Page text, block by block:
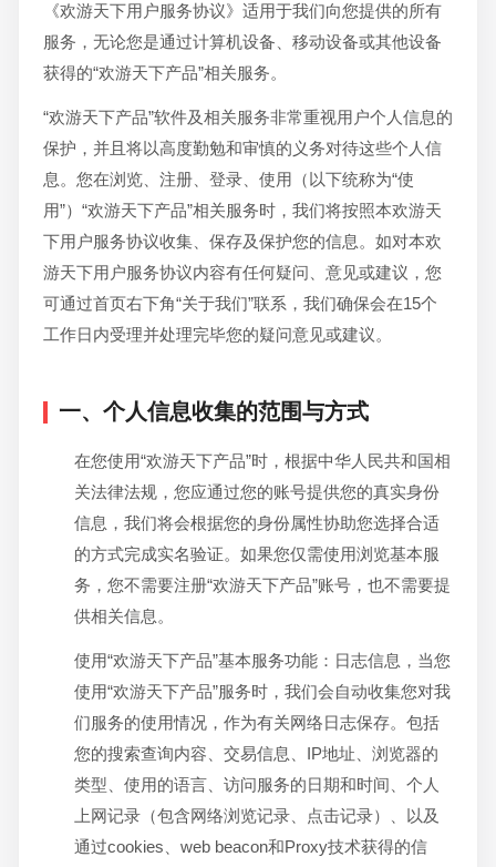
《欢游天下用户服务协议》适用于我们向您提供的所有
服务，无论您是通过计算机设备、移动设备或其他设备
获得的“欢游天下产品”相关服务。
“欢游天下产品”软件及相关服务非常重视用户个人信息的
保护，并且将以高度勤勉和审慎的义务对待这些个人信
息。您在浏览、注册、登录、使用（以下统称为“使
用”）“欢游天下产品”相关服务时，我们将按照本欢游天
下用户服务协议收集、保存及保护您的信息。如对本欢
游天下用户服务协议内容有任何疑问、意见或建议，您
可通过首页右下角“关于我们”联系，我们确保会在15个
工作日内受理并处理完毕您的疑问意见或建议。
一、个人信息收集的范围与方式
在您使用“欢游天下产品”时，根据中华人民共和国相
关法律法规，您应通过您的账号提供您的真实身份
信息，我们将会根据您的身份属性协助您选择合适
的方式完成实名验证。如果您仅需使用浏览基本服
务，您不需要注册“欢游天下产品”账号，也不需要提
供相关信息。
使用“欢游天下产品”基本服务功能：日志信息，当您
使用“欢游天下产品”服务时，我们会自动收集您对我
们服务的使用情况，作为有关网络日志保存。包括
您的搜索查询内容、交易信息、IP地址、浏览器的
类型、使用的语言、访问服务的日期和时间、个人
上网记录（包含网络浏览记录、点击记录）、以及
通过cookies、web beacon和Proxy技术获得的信